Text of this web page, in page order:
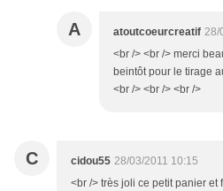
A atoutcoeurcreatif 28/
<br /> <br /> merci
beintôt pour le tirage
<br /> <br /> <br />
C cidou55 28/03/2011 10:15
<br /> très joli ce petit panier